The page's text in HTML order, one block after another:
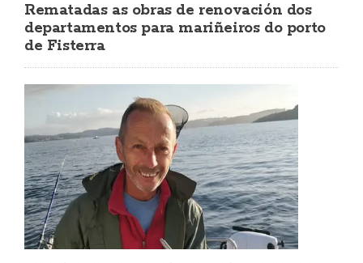
Rematadas as obras de renovación dos
departamentos para mariñeiros do porto
de Fisterra